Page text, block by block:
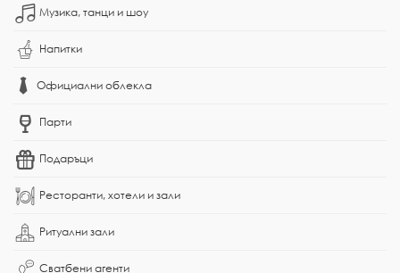
Музика, танци и шоу
Напитки
Официални облекла
Парти
Подаръци
Ресторанти, хотели и зали
Ритуални зали
Сватбени агенти